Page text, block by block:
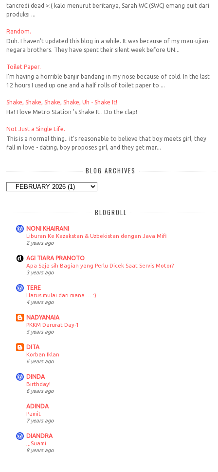
tancredi dead >:( kalo menurut beritanya, Sarah WC (SWC) emang quit dari
produksi ...
Random.
Duh. I haven't updated this blog in a while. It was because of my mau-ujian-
negara brothers. They have spent their silent week before UN...
Toilet Paper.
I'm having a horrible banjir bandang in my nose because of cold. In the last
12 hours I used up one and a half rolls of toilet paper to ...
Shake, Shake, Shake, Shake, Uh - Shake It!
Ha! I love Metro Station 's Shake It . Do the clap!
Not Just a Single Life.
This is a normal thing.. it's reasonable to believe that boy meets girl, they
fall in love - dating, boy proposes girl, and they get mar...
BLOG ARCHIVES
BLOGROLL
NONI KHAIRANI
Liburan Ke Kazakstan & Uzbekistan dengan Java Mifi
2 years ago
AGI TIARA PRANOTO
Apa Saja sih Bagian yang Perlu Dicek Saat Servis Motor?
3 years ago
TERE
Harus mulai dari mana … :)
4 years ago
NADYANAIA
PKKM Darurat Day-1
5 years ago
DITA
Korban Iklan
6 years ago
DINDA
Birthday!
6 years ago
ADINDA
Pamit
7 years ago
DIANDRA
,,,Suami
8 years ago